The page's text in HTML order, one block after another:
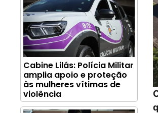
Cabine Lilás: Polícia Militar
amplia apoio e proteção
às mulheres vítimas de
violência